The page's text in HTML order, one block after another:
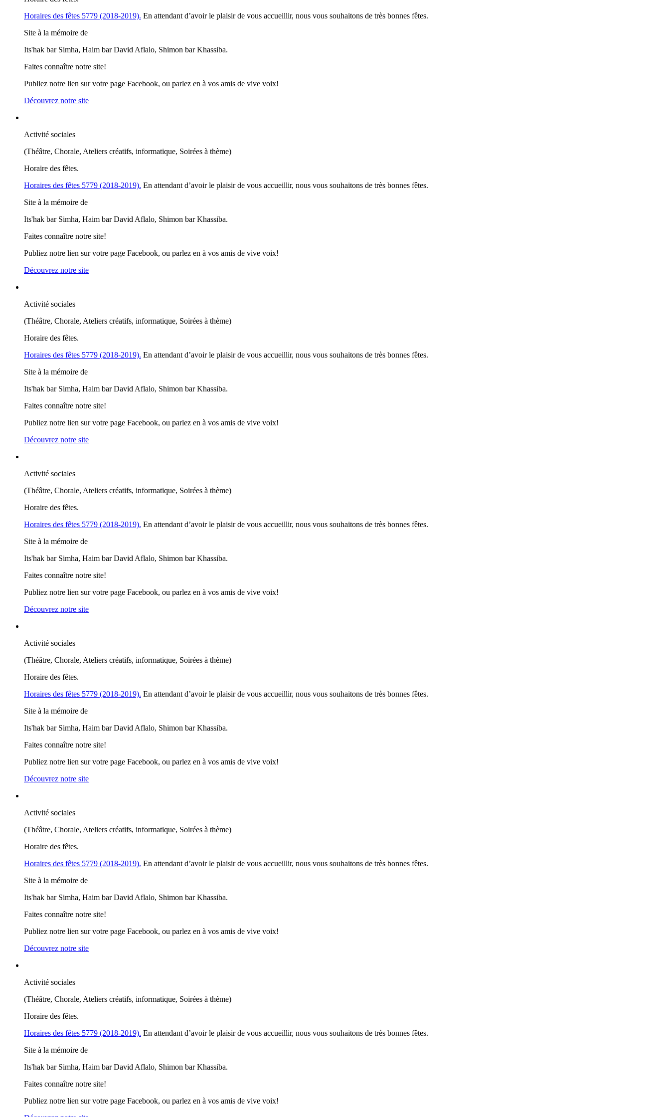
Horaires des fêtes 5779 (2018-2019). En attendant d’avoir le plaisir de vous accueillir, nous vous souhaitons de très bonnes fêtes.
Site à la mémoire de
Its'hak bar Simha, Haim bar David Aflalo, Shimon bar Khassiba.
Faites connaître notre site!
Publiez notre lien sur votre page Facebook, ou parlez en à vos amis de vive voix!
Découvrez notre site
Activité sociales
(Théâtre, Chorale, Ateliers créatifs, informatique, Soirées à thème)
Horaire des fêtes.
Horaires des fêtes 5779 (2018-2019). En attendant d’avoir le plaisir de vous accueillir, nous vous souhaitons de très bonnes fêtes.
Site à la mémoire de
Its'hak bar Simha, Haim bar David Aflalo, Shimon bar Khassiba.
Faites connaître notre site!
Publiez notre lien sur votre page Facebook, ou parlez en à vos amis de vive voix!
Découvrez notre site
Activité sociales
(Théâtre, Chorale, Ateliers créatifs, informatique, Soirées à thème)
Horaire des fêtes.
Horaires des fêtes 5779 (2018-2019). En attendant d’avoir le plaisir de vous accueillir, nous vous souhaitons de très bonnes fêtes.
Site à la mémoire de
Its'hak bar Simha, Haim bar David Aflalo, Shimon bar Khassiba.
Faites connaître notre site!
Publiez notre lien sur votre page Facebook, ou parlez en à vos amis de vive voix!
Découvrez notre site
Activité sociales
(Théâtre, Chorale, Ateliers créatifs, informatique, Soirées à thème)
Horaire des fêtes.
Horaires des fêtes 5779 (2018-2019). En attendant d’avoir le plaisir de vous accueillir, nous vous souhaitons de très bonnes fêtes.
Site à la mémoire de
Its'hak bar Simha, Haim bar David Aflalo, Shimon bar Khassiba.
Faites connaître notre site!
Publiez notre lien sur votre page Facebook, ou parlez en à vos amis de vive voix!
Découvrez notre site
Activité sociales
(Théâtre, Chorale, Ateliers créatifs, informatique, Soirées à thème)
Horaire des fêtes.
Horaires des fêtes 5779 (2018-2019). En attendant d’avoir le plaisir de vous accueillir, nous vous souhaitons de très bonnes fêtes.
Site à la mémoire de
Its'hak bar Simha, Haim bar David Aflalo, Shimon bar Khassiba.
Faites connaître notre site!
Publiez notre lien sur votre page Facebook, ou parlez en à vos amis de vive voix!
Découvrez notre site
Activité sociales
(Théâtre, Chorale, Ateliers créatifs, informatique, Soirées à thème)
Horaire des fêtes.
Horaires des fêtes 5779 (2018-2019). En attendant d’avoir le plaisir de vous accueillir, nous vous souhaitons de très bonnes fêtes.
Site à la mémoire de
Its'hak bar Simha, Haim bar David Aflalo, Shimon bar Khassiba.
Faites connaître notre site!
Publiez notre lien sur votre page Facebook, ou parlez en à vos amis de vive voix!
Découvrez notre site
Activité sociales
(Théâtre, Chorale, Ateliers créatifs, informatique, Soirées à thème)
Horaire des fêtes.
Horaires des fêtes 5779 (2018-2019). En attendant d’avoir le plaisir de vous accueillir, nous vous souhaitons de très bonnes fêtes.
Site à la mémoire de
Its'hak bar Simha, Haim bar David Aflalo, Shimon bar Khassiba.
Faites connaître notre site!
Publiez notre lien sur votre page Facebook, ou parlez en à vos amis de vive voix!